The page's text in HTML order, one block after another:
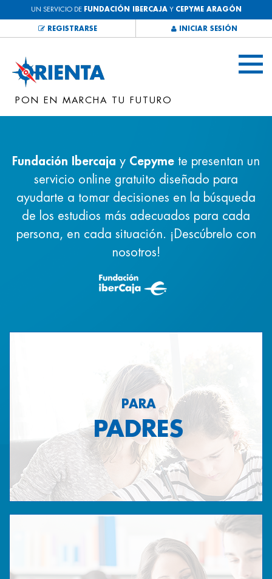
UN SERVICIO DE FUNDACIÓN IBERCAJAY CEPYME ARAGÓN
REGISTRARSE INICIAR SESIÓN
PON EN MARCHA TU FUTURO
Fundación Ibercaja y Cepyme te presentan un
servicio online gratuito diseñado para
ayudarte a tomar decisiones en la búsqueda
de los estudios más adecuados para cada
persona, en cada situación. ¡Descúbrelo con
nosotros!
PARA
PADRES